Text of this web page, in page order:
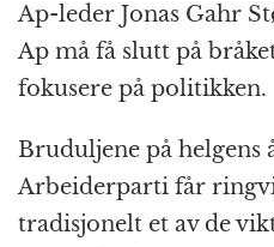
Ap-leder Jonas Gahr
Ap må få slutt på
fokusere på politikken.
Bruduljene på
Arbeiderparti får
tradisjonelt et av de